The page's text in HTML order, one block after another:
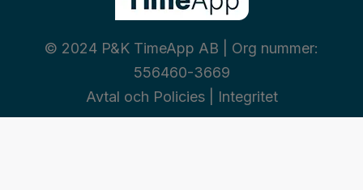
© 2024 P&K TimeApp AB | Org nummer:
556460-3669
Avtal och Policies| Integritet